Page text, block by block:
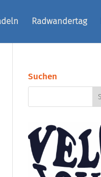
Radwandertag
Suchen